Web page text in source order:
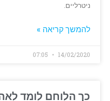
ניטרליים.
להמשך קריאה »
14/02/2020
כך הלוחם לומד